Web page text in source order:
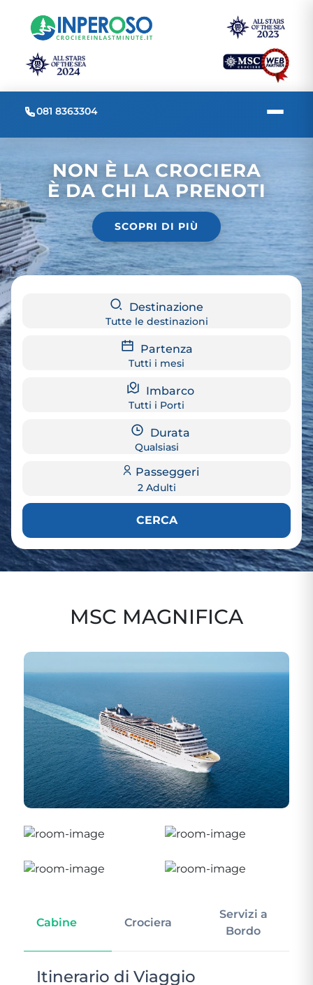
081 8363304
NON È LA CROCIERA
È DA CHI LA PRENOTI
SCOPRI DI PIÙ
Destinazione
Tutte le destinazioni
Partenza
Tutti i mesi
Imbarco
Tutti i Porti
Durata
Qualsiasi
Passeggeri
2 Adulti
CERCA
MSC MAGNIFICA
Cabine Crociera
Servizi a
Bordo
Itinerario di Viaggio